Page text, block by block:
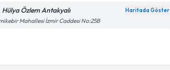
Hülya Özlem Antakyalı Haritada Göster
Mahallesi İzmir Caddesi No:25B